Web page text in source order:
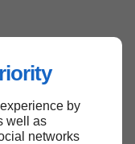
by
well as
networks